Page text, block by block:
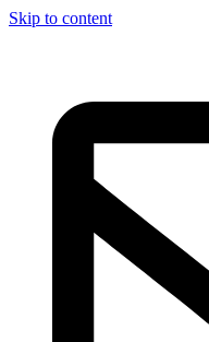
Skip to content